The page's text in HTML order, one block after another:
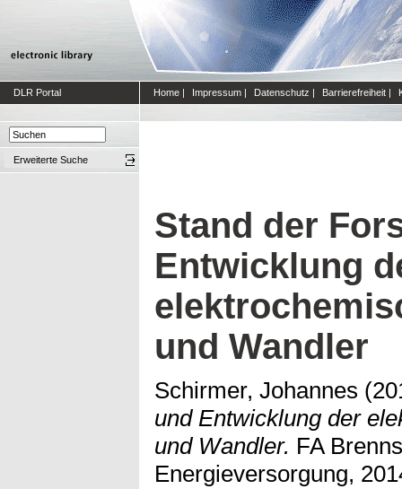
DLR Portal Home | Impressum | Datenschutz | Barrierefreiheit |
Erweiterte Suche
Stand der
Entwicklung
und Wandler
Schirmer, Johannes
und Entwicklung der
und Wandler. FA
Energieversorgung,